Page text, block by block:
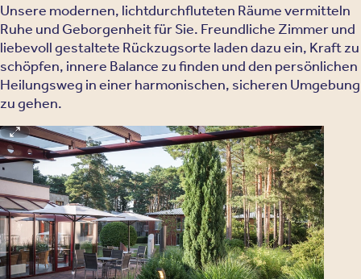
Unsere modernen, lichtdurchfluteten Räume vermitteln
Ruhe und Geborgenheit für Sie. Freundliche Zimmer und
liebevoll gestaltete Rückzugsorte laden dazu ein, Kraft zu
schöpfen, innere Balance zu finden und den persönlichen
Heilungsweg in einer harmonischen, sicheren Umgebung
zu gehen.